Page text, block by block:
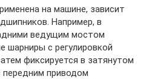
на машине, зависит
Например, в
ведущим мостом
шарниры с регулировкой
фиксируется в затянутом
передним приводом